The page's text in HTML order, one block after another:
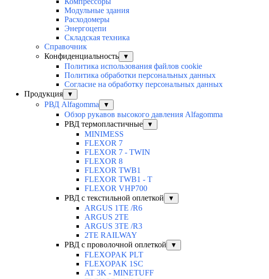
Модульные здания
Расходомеры
Энергоцепи
Складская техника
Справочник
Конфиденциальность
▼
Политика использования файлов cookie
Политика обработки персональных данных
Согласие на обработку персональных данных
Продукция
▼
РВД Alfagomma ▼
Обзор рукавов высокого давления Alfagomma
РВД термопластичные
▼
MINIMESS
FLEXOR 7
FLEXOR 7 - TWIN
FLEXOR 8
FLEXOR TWB1
FLEXOR TWB1 - T
FLEXOR VHP700
РВД с текстильной оплеткой
▼
ARGUS 1TE /R6
ARGUS 2TЕ
ARGUS 3TE /R3
2TE RAILWAY
РВД с проволочной оплеткой
▼
FLEXOPAK PLT
FLEXOPAK 1SС
AT 3K - MINETUFF